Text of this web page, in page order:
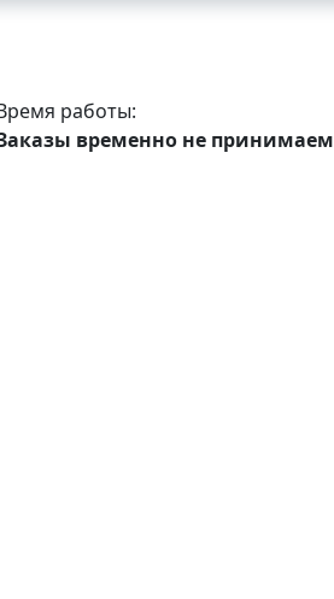
работы:
временно не принимаем